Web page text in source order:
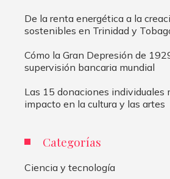
De la renta energética a la
sostenibles en Trinidad y
Cómo la Gran Depresión de
supervisión bancaria mundial
Las 15 donaciones individuales
impacto en la cultura y las artes
Categorías
Ciencia y tecnología